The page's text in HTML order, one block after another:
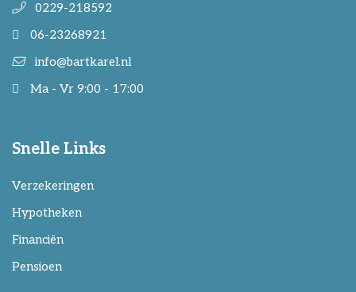
0229-218592
06-23268921
info@bartkarel.nl
Ma - Vr 9:00 - 17:00
Snelle Links
Verzekeringen
Hypotheken
Financiën
Pensioen